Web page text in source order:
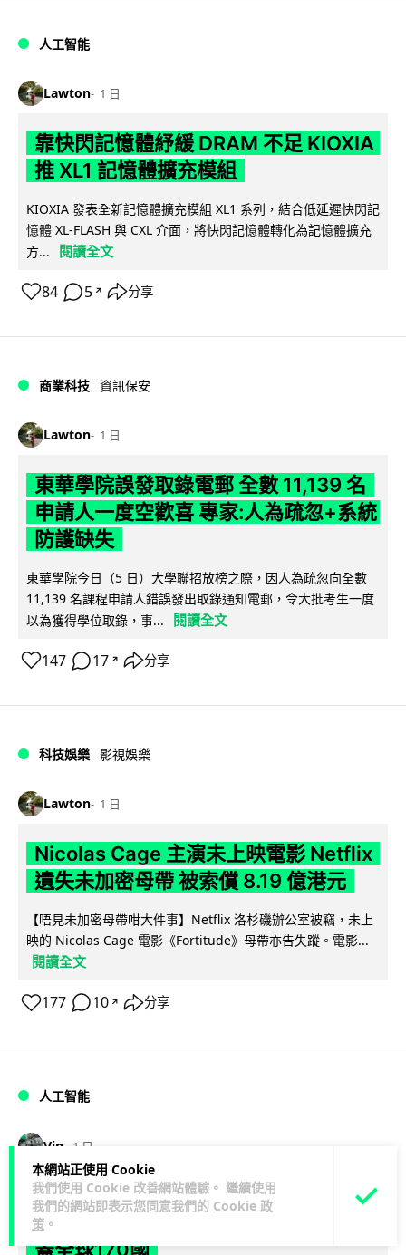
本網站正使用 Cookie
我們使用 Cookie 改善網站體驗。 繼續使用
我們的網站即表示您同意我們的 Cookie 政
策 。
人工智能
Lawton 1 日
靠快閃記憶體紓緩 DRAM 不足 KIOXIA
推 XL1 記憶體擴充模組
KIOXIA 發表全新記憶體擴充模組 XL1 系列，結合低延遲快閃記
憶體 XL-FLASH 與 CXL 介面，將快閃記憶體轉化為記憶體擴充
方...
閱讀全文
84 5 ↗ 分享
商業科技 資訊保安
Lawton 1 日
東華學院誤發取錄電郵 全數 11,139 名
申請人一度空歡喜 專家:人為疏忽+系統
防護缺失
東華學院今日（5 日）大學聯招放榜之際，因人為疏忽向全數
11,139 名課程申請人錯誤發出取錄通知電郵，令大批考生一度
以為獲得學位取錄，事...
閱讀全文
147 17 ↗ 分享
科技娛樂 影視娛樂
Lawton 1 日
Nicolas Cage 主演未上映電影 Netflix
遺失未加密母帶 被索償 8.19 億港元
【唔見未加密母帶咁大件事】Netflix 洛杉磯辦公室被竊，未上
映的 Nicolas Cage 電影《Fortitude》母帶亦告失蹤。電影...
閱讀全文
177 10 ↗ 分享
人工智能
Vin 1 日
Elon Musk: SpaceX 將挑戰萬億年收
入 目標明年數據中心上太空 Starlink 覆
蓋全球170國